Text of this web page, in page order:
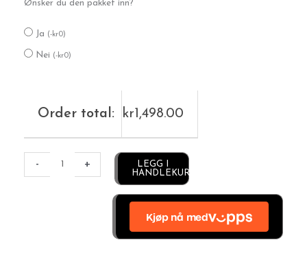
Ønsker du den pakket inn?
Ja (-kr0)
Nei (-kr0)
Order total: kr1,498.00
-
2
+
LEGG I
HANDLEKURV